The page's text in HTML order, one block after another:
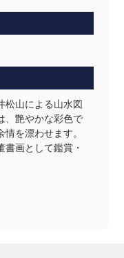
松山による山水図
、艶やかな彩色で
を漂わせます。
書画として鑑賞・